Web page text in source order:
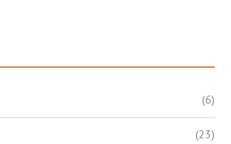
(6)
(23)